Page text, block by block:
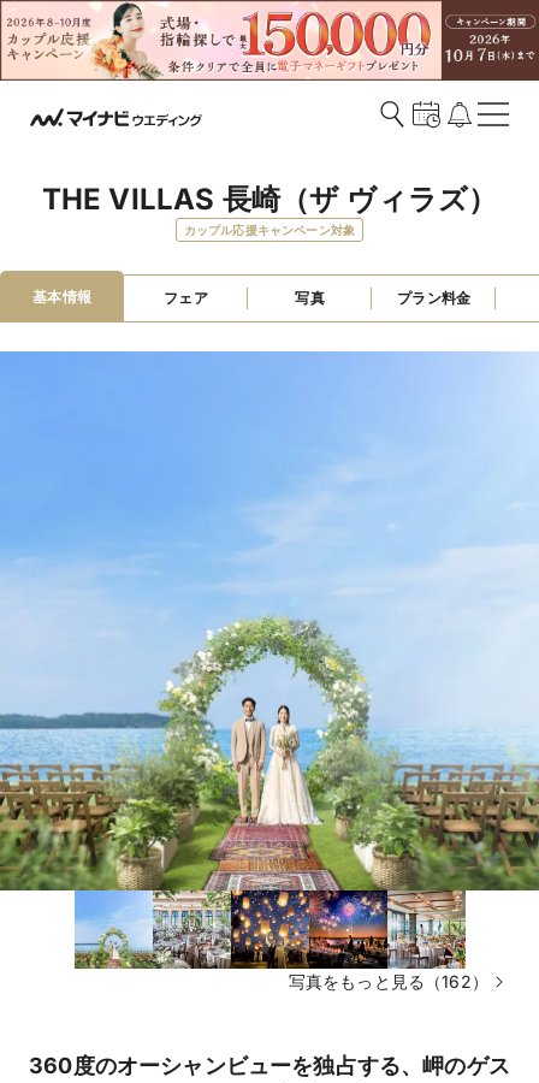
THE VILLAS 長崎（ザ ヴィラズ）
カップル応援キャンペーン対象
基本情報 フェア 写真 プラン料金
写真をもっと見る（162）
360度のオーシャンビューを独占する、岬のゲス